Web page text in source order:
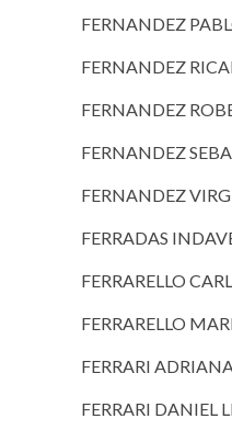
FERNANDEZ
FERNANDEZ
FERNANDEZ
FERNANDEZ
FERNANDEZ
FERRADAS
FERRARELLO
FERRARELLO
FERRARI
FERRARI DANIEL